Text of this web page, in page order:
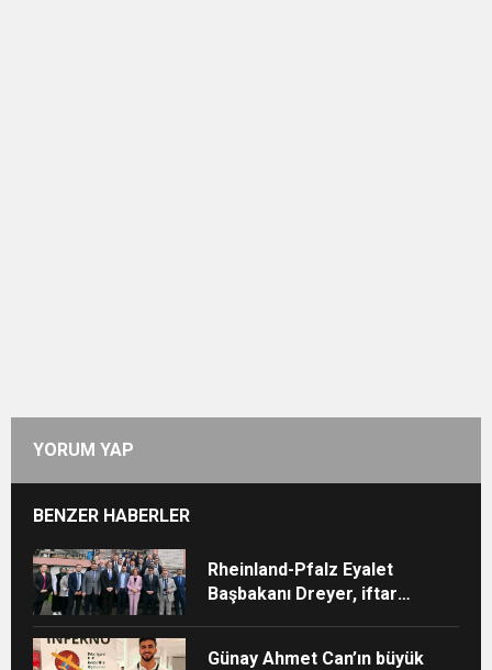
YORUM YAP
BENZER HABERLER
Rheinland-Pfalz Eyalet
Başbakanı Dreyer, iftar
Günay Ahmet Can’ın büyük